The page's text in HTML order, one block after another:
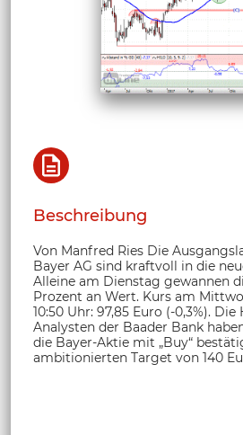
Beschreibung
Von Manfred Ries Die
Bayer AG sind kraftvoll in die
Alleine am Dienstag gewannen
Prozent an Wert. Kurs am
10:50 Uhr: 97,85 Euro (-0,3%).
Analysten der Baader Bank
die Bayer-Aktie mit „Buy“
ambitionierten Target von 140